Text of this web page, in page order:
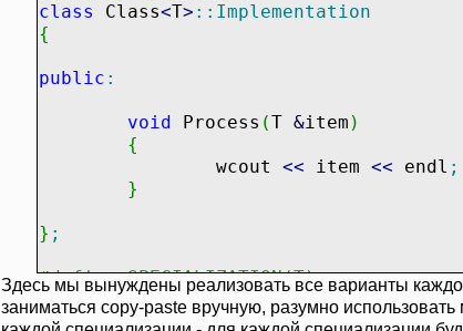
class
Class<T> :: Implementation
{
public :
void Process (T &item )
{
wcout << item << endl ;
}
} ;
#define
Здесь мы вынуждены реализовать все варианты
заниматься copy-paste вручную, разумно